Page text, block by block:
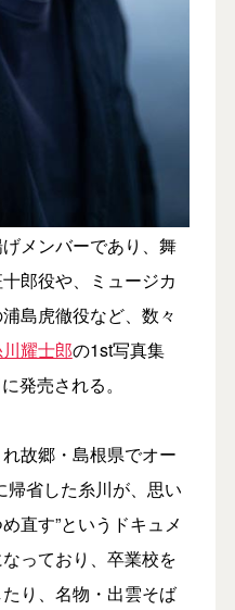
メンバーであり、舞
郎役や、ミュージカ
島虎徹役など、数々
耀士郎の1st写真集
発売される。
故郷・島根県でオー
帰省した糸川が、思い
直す”というドキュメ
っており、卒業校を
り、名物・出雲そば